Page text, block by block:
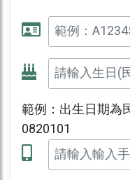
範例：出生日期為
0820101